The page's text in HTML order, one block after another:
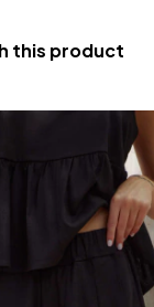
this product